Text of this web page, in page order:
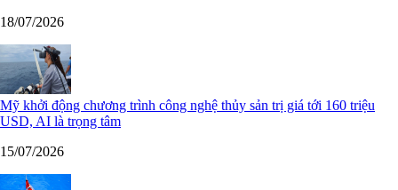
18/07/2026
Mỹ khởi động chương trình công nghệ thủy sản trị giá tới 160 triệu
USD, AI là trọng tâm
15/07/2026